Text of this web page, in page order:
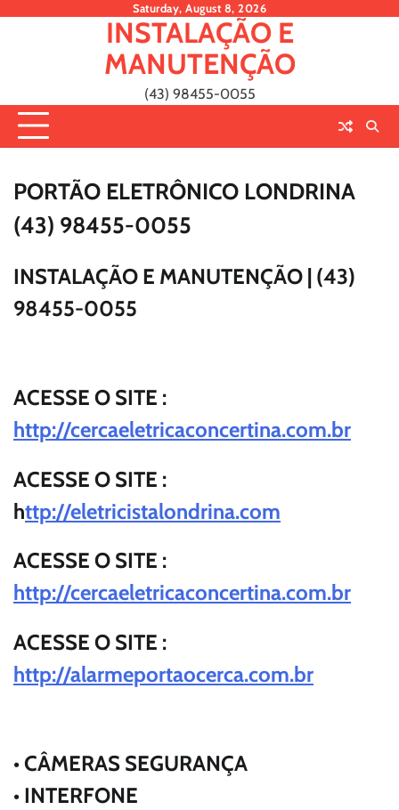
Saturday, August 8, 2026
INSTALAÇÃO E
MANUTENÇÃO
(43) 98455-0055
PORTÃO ELETRÔNICO LONDRINA
(43) 98455-0055
INSTALAÇÃO E MANUTENÇÃO | (43)
98455-0055
ACESSE O SITE :
http://cercaeletricaconcertina.com.br
ACESSE O SITE :
http://eletricistalondrina.com
ACESSE O SITE :
http://cercaeletricaconcertina.com.br
ACESSE O SITE :
http://alarmeportaocerca.com.br
• CÂMERAS SEGURANÇA
• INTERFONE